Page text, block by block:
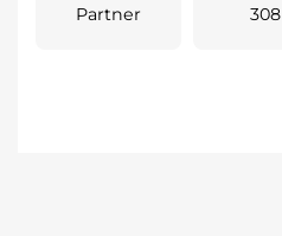
Partner 308